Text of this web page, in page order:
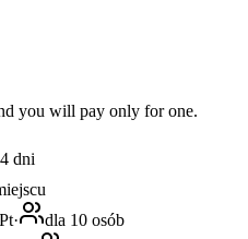
you will pay only for one.
dni
Pt·
dla 10 osób